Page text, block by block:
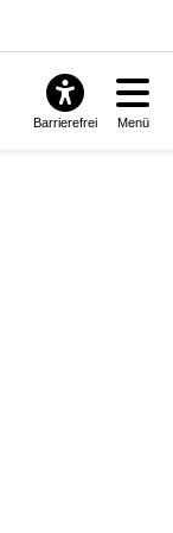
Barrierefrei Menü